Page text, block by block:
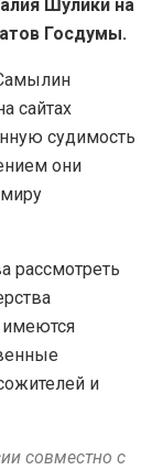
Шулики на
Госдумы.
сайтах
судимость
они
рассмотреть
имеются
и
совместно с